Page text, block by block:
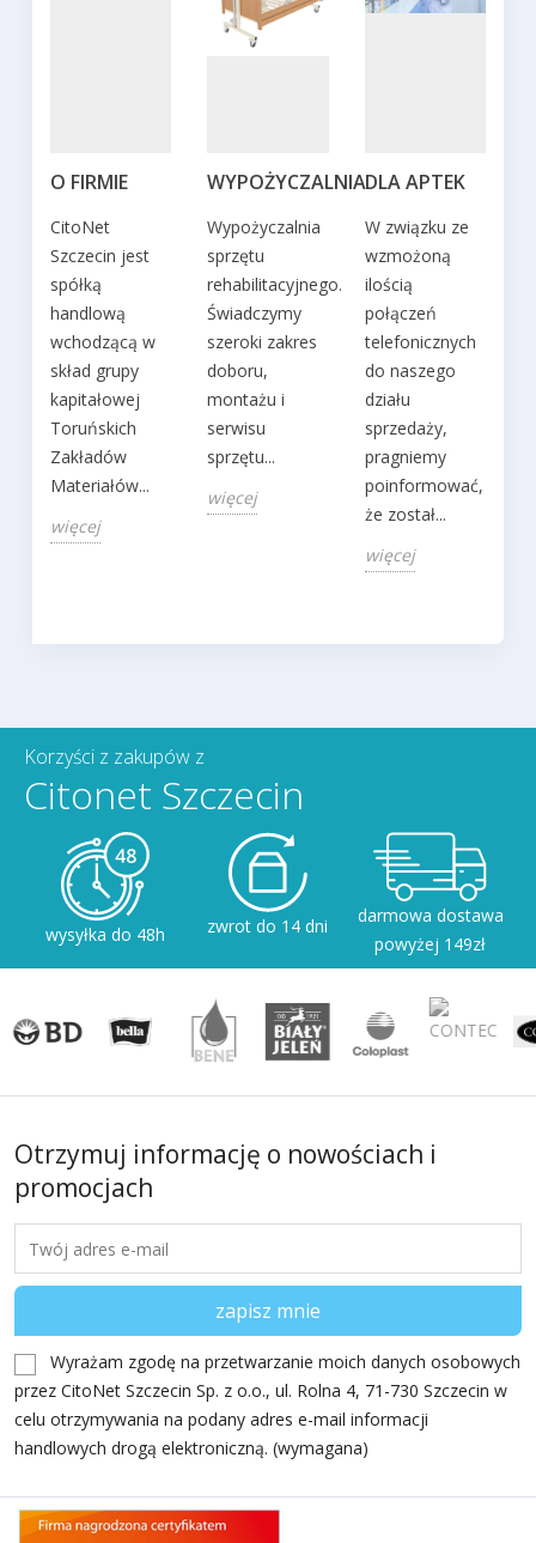
O FIRMIE
CitoNet
Szczecin jest
spółką
handlową
wchodzącą w
skład grupy
kapitałowej
Toruńskich
Zakładów
Materiałów...
więcej
WYPOŻYCZALNIA
Wypożyczalnia
sprzętu
rehabilitacyjnego.
Świadczymy
szeroki zakres
doboru,
montażu i
serwisu
sprzętu...
więcej
DLA APTEK
W związku ze
wzmożoną
ilością
połączeń
telefonicznych
do naszego
działu
sprzedaży,
pragniemy
poinformować,
że został...
więcej
Korzyści z zakupów z
Citonet Szczecin
wysyłka do 48h zwrot do 14 dni
darmowa dostawa
powyżej 149zł
Otrzymuj informację o nowościach i
promocjach
Wyrażam zgodę na przetwarzanie moich danych osobowych
przez CitoNet Szczecin Sp. z o.o., ul. Rolna 4, 71-730 Szczecin w
celu otrzymywania na podany adres e-mail informacji
handlowych drogą elektroniczną. (wymagana)